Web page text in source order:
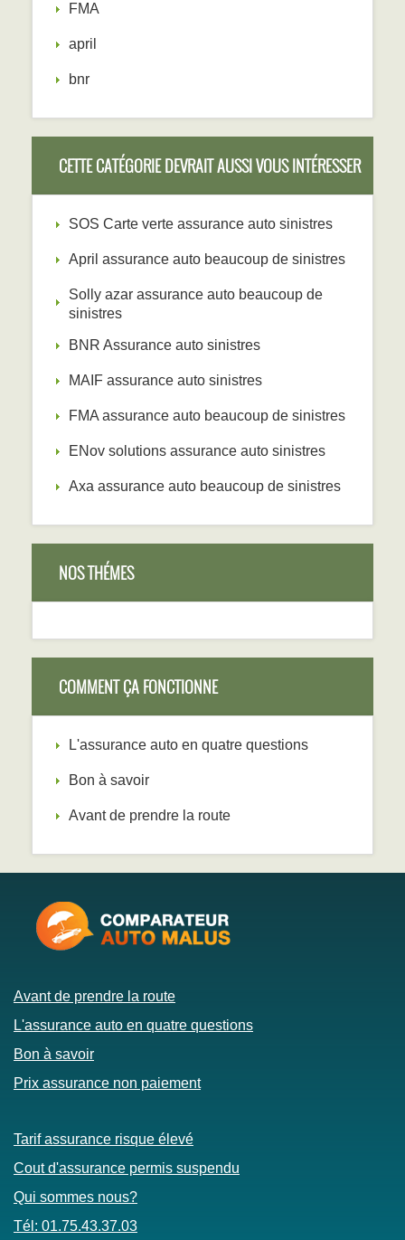
FMA
april
bnr
CETTE CATÉGORIE DEVRAIT AUSSI VOUS INTÉRESSER
SOS Carte verte assurance auto sinistres
April assurance auto beaucoup de sinistres
Solly azar assurance auto beaucoup de
sinistres
BNR Assurance auto sinistres
MAIF assurance auto sinistres
FMA assurance auto beaucoup de sinistres
ENov solutions assurance auto sinistres
Axa assurance auto beaucoup de sinistres
NOS THÉMES
COMMENT ÇA FONCTIONNE
L'assurance auto en quatre questions
Bon à savoir
Avant de prendre la route
Avant de prendre la route
L'assurance auto en quatre questions
Bon à savoir
Prix assurance non paiement
Tarif assurance risque élevé
Cout d'assurance permis suspendu
Qui sommes nous?
Tél: 01.75.43.37.03